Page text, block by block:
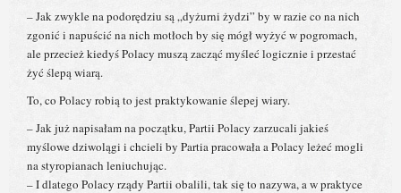
– Jak zwykle na podorędziu są „dyżurni żydzi” by w razie co na nich
zgonić i napuścić na nich motłoch by się mógł wyżyć w pogromach,
ale przecież kiedyś Polacy muszą zacząć myśleć logicznie i przestać
żyć ślepą wiarą.
To, co Polacy robią to jest praktykowanie ślepej wiary.
– Jak już napisałam na początku, Partii Polacy zarzucali jakieś
myślowe dziwolągi i chcieli by Partia pracowała a Polacy leżeć mogli
na styropianach leniuchując.
– I dlatego Polacy rządy Partii obalili, tak się to nazywa, a w praktyce